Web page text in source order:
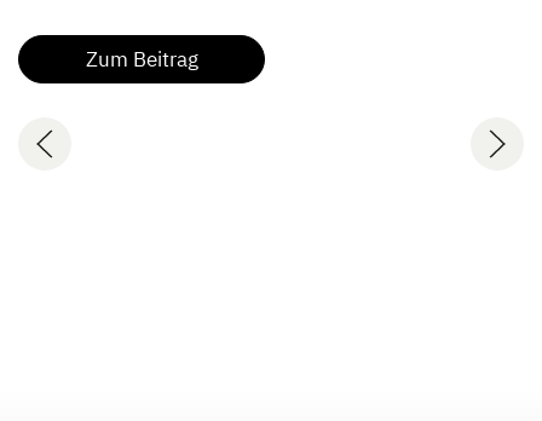
Zum Beitrag